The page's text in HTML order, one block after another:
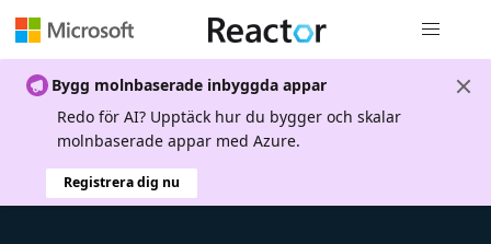
Bygg molnbaserade inbyggda appar
Redo för AI? Upptäck hur du bygger och skalar
molnbaserade appar med Azure.
Registrera dig nu